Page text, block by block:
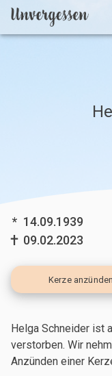
* 14.09.1939
09.02.2023
Kerze anzünden
Helga Schneider ist
verstorben. Wir
Anzünden einer